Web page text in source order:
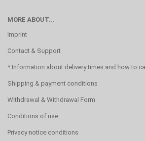
MORE ABOUT...
Imprint
Contact & Support
* Information about delivery times and how to
Shipping & payment conditions
Withdrawal & Withdrawal Form
Conditions of use
Privacy notice conditions